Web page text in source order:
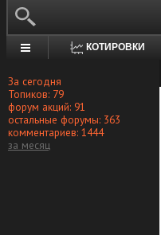
КОТИРОВКИ
За сегодня
Топиков: 79
форум акций: 91
остальные форумы: 363
комментариев: 1444
за месяц